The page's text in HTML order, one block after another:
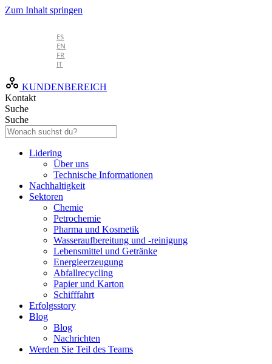
Zum Inhalt springen
ES
EN
FR
IT
KUNDENBEREICH
Kontakt
Suche
Suche
Lidering
Über uns
Technische Informationen
Nachhaltigkeit
Sektoren
Chemie
Petrochemie
Pharma und Kosmetik
Wasseraufbereitung und -reinigung
Lebensmittel und Getränke
Energieerzeugung
Abfallrecycling
Papier und Karton
Schifffahrt
Erfolgsstory
Blog
Blog
Nachrichten
Werden Sie Teil des Teams